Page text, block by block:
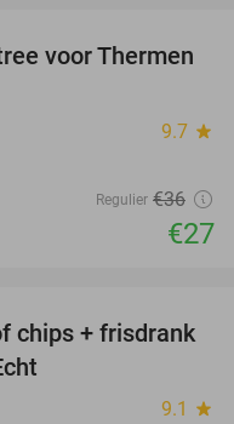
25%
voor Thermen
9.7 star
Regulier €36
€27
34%
chips + frisdrank
9.1 star